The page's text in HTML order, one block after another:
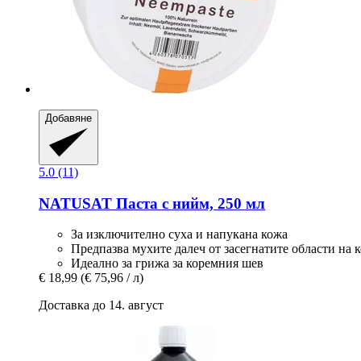
Добавяне
5.0 (11)
NATUSAT Паста с нийм, 250 мл
За изключително суха и напукана кожа
Предпазва мухите далеч от засегнатите области на
Идеално за грижа за коремния шев
€ 18,99 (€ 75,96 / л)
Доставка до 14. август